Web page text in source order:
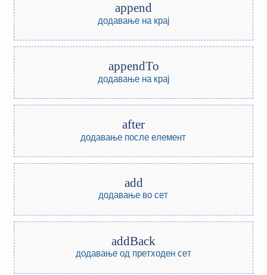
append
додавање на крај
appendTo
додавање на крај
after
додавање после елемент
add
додавање во сет
addBack
додавање од претходен сет